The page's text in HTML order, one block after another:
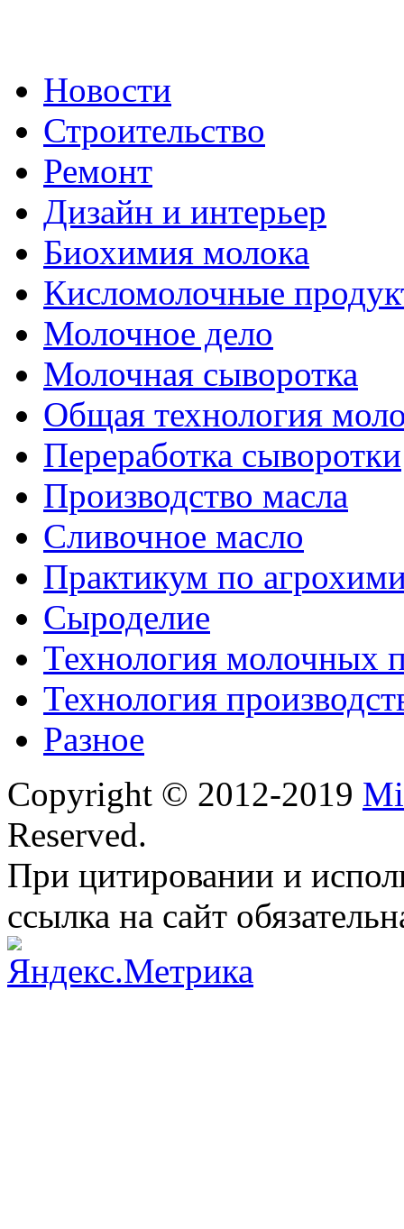
Новости
Строительство
Ремонт
Дизайн и интерьер
Биохимия молока
Кисломолочные
Молочное дело
Молочная сыворотка
Общая технология
Переработка сыворотки
Производство масла
Сливочное масло
Практикум по
Сыроделие
Технология молочных
Технология
Разное
Copyright © 2012-2019
Reserved.
При цитировании и
ссылка на сайт